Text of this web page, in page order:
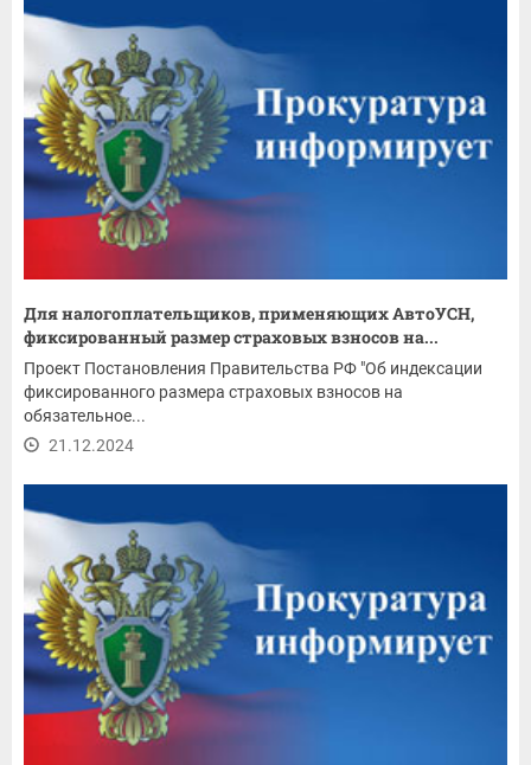
Для налогоплательщиков, применяющих АвтоУСН,
фиксированный размер страховых взносов на...
Проект Постановления Правительства РФ "Об индексации
фиксированного размера страховых взносов на
обязательное...
21.12.2024